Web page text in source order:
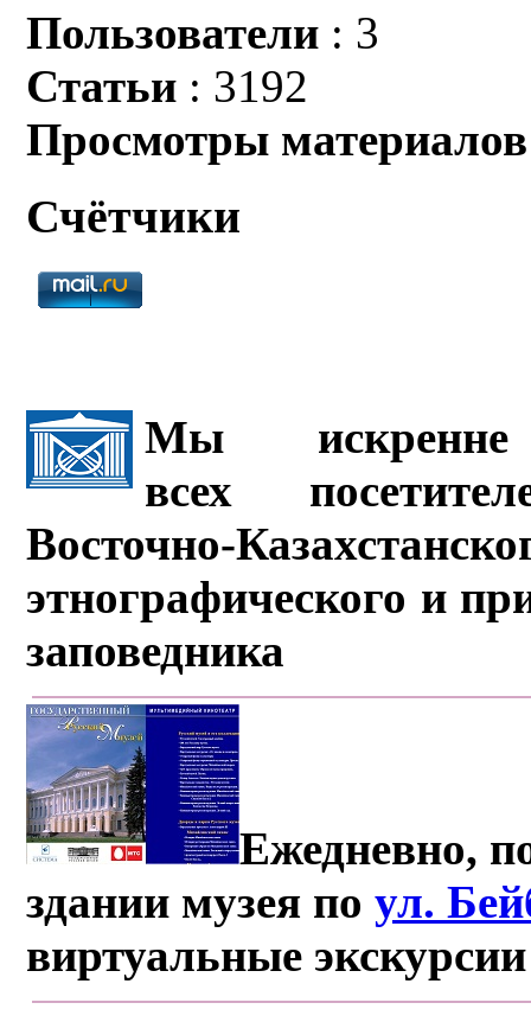
Пользователи : 3
Статьи : 3192
Просмотры материалов
Счётчики
Мы искренне
всех
Восточно-
этнографического и
заповедника
Ежедневно,
здании музея поул.
виртуальные